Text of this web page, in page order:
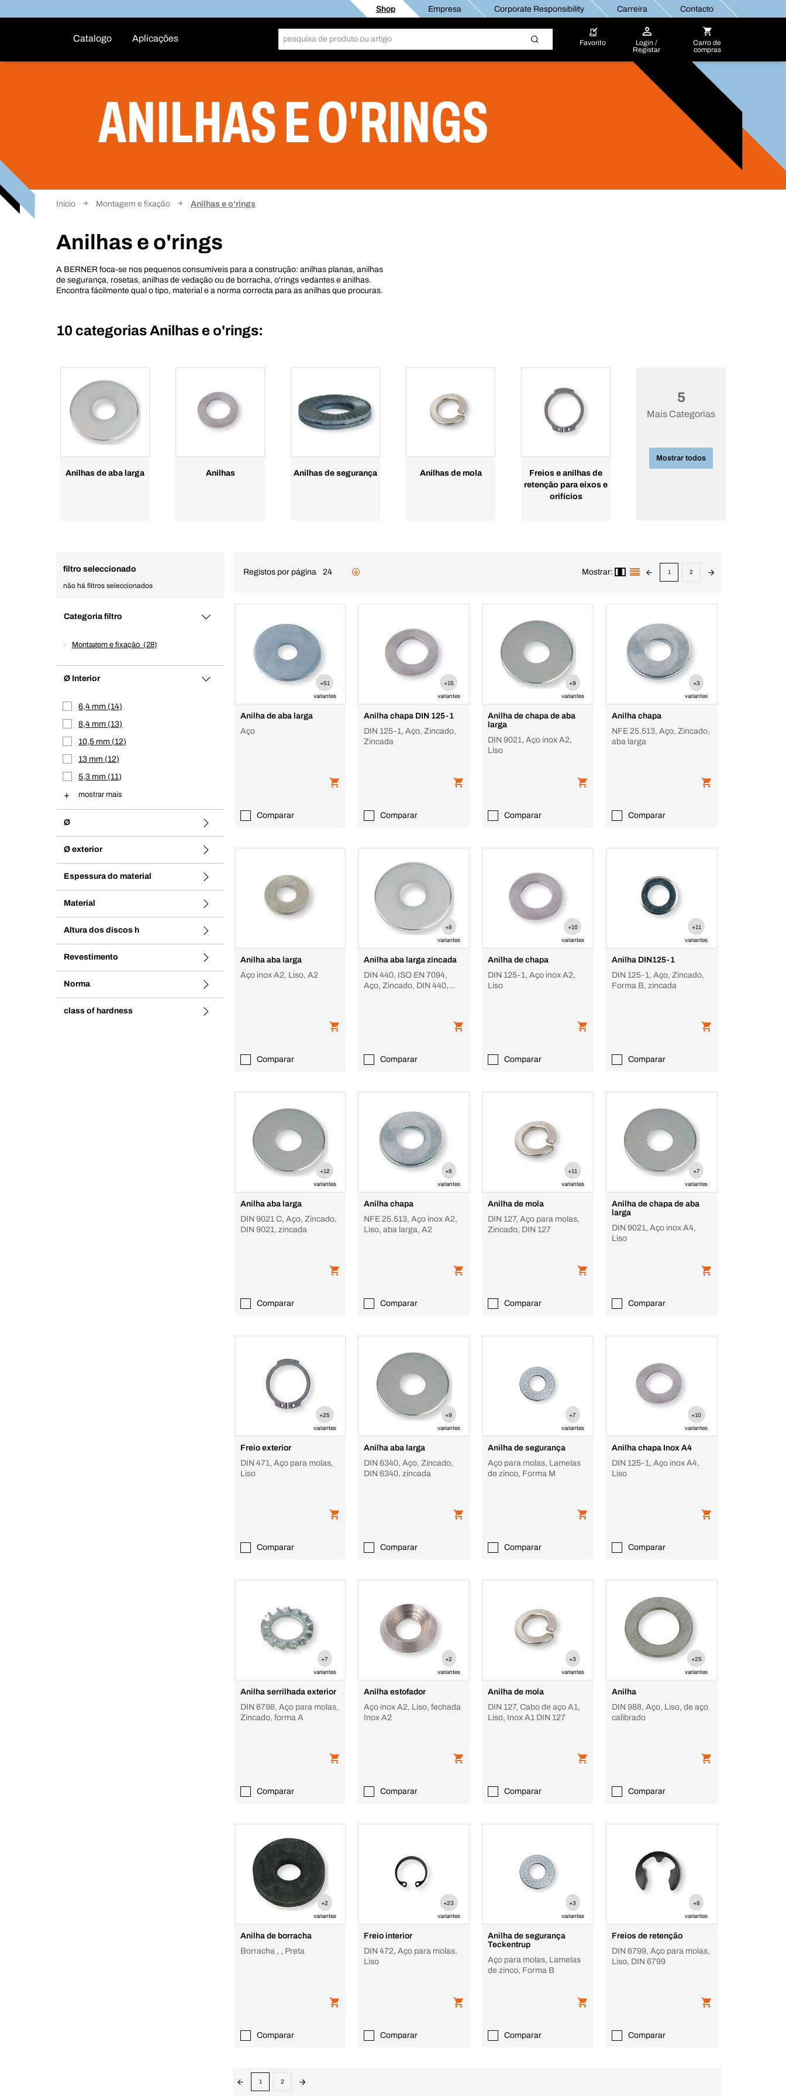
Shop Empresa Corporate Responsibility Carreira Contacto
Catalogo Aplicações Favorito
Login /
Registar
Carro de
compras
ANILHAS E O'RINGS
Início Montagem e fixação Anilhas e o'rings
Anilhas e o'rings
A BERNER foca-se nos pequenos consumíveis para a construção: anilhas planas, anilhas
de segurança, rosetas, anilhas de vedação ou de borracha, o'rings vedantes e anilhas.
Encontra fácilmente qual o tipo, material e a norma correcta para as anilhas que procuras.
10 categoriasAnilhas e o'rings:
Anilhas de aba larga Anilhas Anilhas de segurança Anilhas de mola
Freios e anilhas de
retenção para eixos e
orifícios
5
Mais Categorias
Mostrar todos
filtro seleccionado
não há filtros seleccionados
Categoria filtro
Montagem e fixação 28
Ø Interior
6,4 mm 14
8,4 mm 13
10,5 mm 12
13 mm 12
5,3 mm 11
mostrar mais
Ø
Ø exterior
Espessura do material
Material
Altura dos discos h
Revestimento
Norma
class of hardness
Registos por página 24 Mostrar: 1 2
+51
variantes
Anilha de aba larga
Aço
Comparar
+15
variantes
Anilha chapa DIN 125-1
DIN 125-1, Aço, Zincado,
Zincada
Comparar
+9
variantes
Anilha de chapa de aba
larga
DIN 9021, Aço inox A2,
Liso
Comparar
+3
variantes
Anilha chapa
NFE 25.513, Aço, Zincado,
aba larga
Comparar
Anilha aba larga
Aço inox A2, Liso, A2
Comparar
+8
variantes
Anilha aba larga zincada
DIN 440, ISO EN 7094,
Aço, Zincado, DIN 440,
Comparar
+10
variantes
Anilha de chapa
DIN 125-1, Aço inox A2,
Liso
Comparar
+11
variantes
Anilha DIN125-1
DIN 125-1, Aço, Zincado,
Forma B, zincada
Comparar
+12
variantes
Anilha aba larga
DIN 9021 C, Aço, Zincado,
DIN 9021, zincada
Comparar
+8
variantes
Anilha chapa
NFE 25.513, Aço inox A2,
Liso, aba larga, A2
Comparar
+11
variantes
Anilha de mola
DIN 127, Aço para molas,
Zincado, DIN 127
Comparar
+7
variantes
Anilha de chapa de aba
larga
DIN 9021, Aço inox A4,
Liso
Comparar
+25
variantes
Freio exterior
DIN 471, Aço para molas,
Liso
Comparar
+9
variantes
Anilha aba larga
DIN 6340, Aço, Zincado,
DIN 6340, zincada
Comparar
+7
variantes
Anilha de segurança
Aço para molas, Lamelas
de zinco, Forma M
Comparar
+10
variantes
Anilha chapa Inox A4
DIN 125-1, Aço inox A4,
Liso
Comparar
+7
variantes
Anilha serrilhada exterior
DIN 6798, Aço para molas,
Zincado, forma A
Comparar
+2
variantes
Anilha estofador
Aço inox A2, Liso, fechada
Inox A2
Comparar
+3
variantes
Anilha de mola
DIN 127, Cabo de aço A1,
Liso, Inox A1 DIN 127
Comparar
+25
variantes
Anilha
DIN 988, Aço, Liso, de aço
calibrado
Comparar
+2
variantes
Anilha de borracha
Borracha , , Preta
Comparar
+23
variantes
Freio interior
DIN 472, Aço para molas,
Liso
Comparar
+3
variantes
Anilha de segurança
Teckentrup
Aço para molas, Lamelas
de zinco, Forma B
Comparar
+8
variantes
Freios de retenção
DIN 6799, Aço para molas,
Liso, DIN 6799
Comparar
1 2